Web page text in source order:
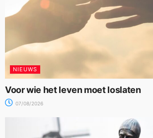
NIEUWS
Voor wie het leven moet loslaten
07/08/2026